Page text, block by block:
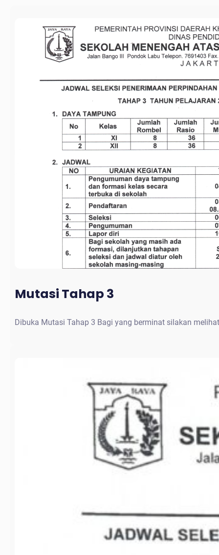
Mutasi Tahap 3
Dibuka Mutasi Tahap 3 Bagi yang berminat silakan